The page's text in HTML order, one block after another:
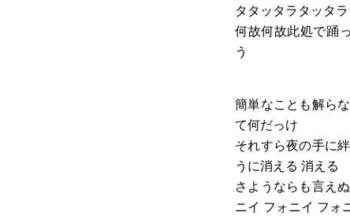
タタッタラタッタ
何故何故此処で踊
う
簡単なことも解ら
て何だっけ
それすら夜の手に
うに消える 消える
さようならも言え
ニイ フォニイ フォ